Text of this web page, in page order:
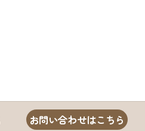
お問い合わせはこちら